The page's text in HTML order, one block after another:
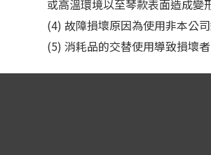
或高溫環境以至琴款表面造成變
(4) 故障損壞原因為使用非本公
(5) 消耗品的交替使用導致損壞